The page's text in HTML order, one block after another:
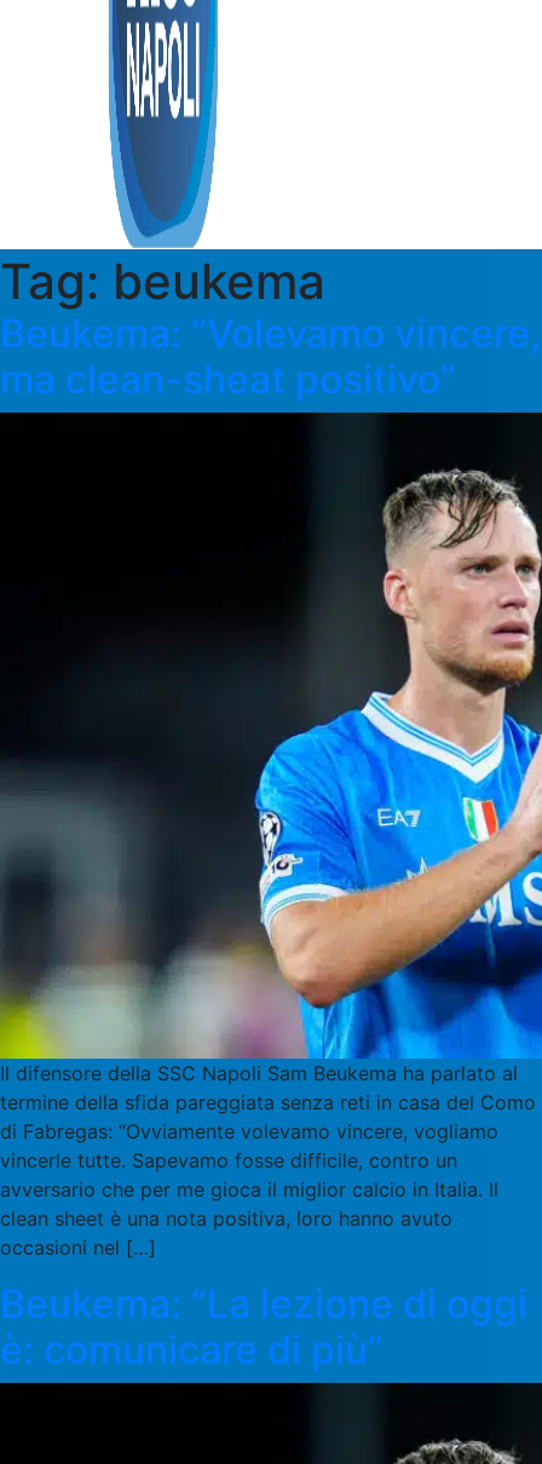
Tag: beukema
Beukema: “Volevamo vincere,
ma clean-sheat positivo”
Il difensore della SSC Napoli Sam Beukema ha parlato al
termine della sfida pareggiata senza reti in casa del Como
di Fabregas: “Ovviamente volevamo vincere, vogliamo
vincerle tutte. Sapevamo fosse difficile, contro un
avversario che per me gioca il miglior calcio in Italia. Il
clean sheet è una nota positiva, loro hanno avuto
occasioni nel […]
Beukema: “La lezione di oggi
è: comunicare di più”